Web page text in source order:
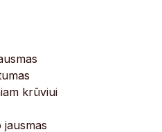
krūviui